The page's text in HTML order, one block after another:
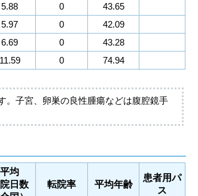
5.88 0
43.65
5.97 0
42.09
6.69 0
43.28
11.59 0 74.94
。子宮、卵巣の良性腫瘍などは腹腔鏡手
平均
日数
転院率 平均年齢
患者用パ
ス